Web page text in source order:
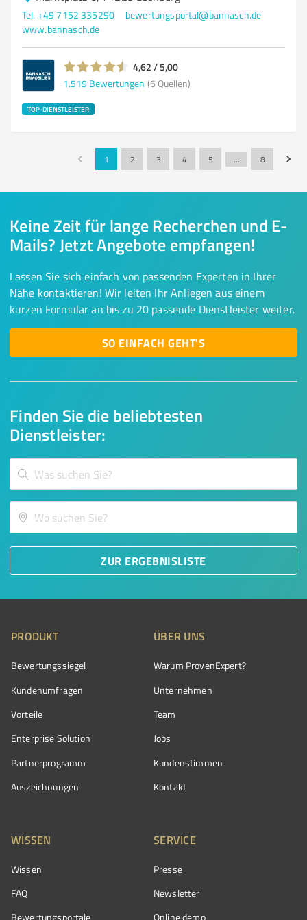
Tel. +49 7152 335290
bewertungsportal@bannasch.de
www.bannasch.de
4,62 / 5,00
1.519 Bewertungen (6 Quellen)
TOP-DIENSTLEISTER
1 2 3 4 5 … 8
Finden Sie die beliebtesten
Dienstleister:
ZUR ERGEBNISLISTE
Keine Zeit für lange Recherchen und E-
Mails? Jetzt Angebote empfangen!
Lassen Sie sich einfach von passenden Experten in Ihrer
Nähe kontaktieren! Wir leiten Ihr Anliegen aus einem
kurzen Formular an bis zu 20 passende Dienstleister weiter.
SO EINFACH GEHT'S
PRODUKT
Bewertungssiegel
Kundenumfragen
Vorteile
Enterprise Solution
Partnerprogramm
Auszeichnungen
ÜBER UNS
Warum ProvenExpert?
Unternehmen
Team
Jobs
Kundenstimmen
Kontakt
WISSEN
Wissen
FAQ
Bewertungsportale
SERVICE
Presse
Newsletter
Online demo